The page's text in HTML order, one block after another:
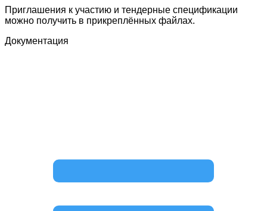
Приглашения к участию и тендерные спецификации
можно получить в прикреплённых файлах.
Документация